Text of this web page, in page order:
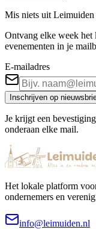
Mis niets uit Leimuiden
Ontvang elke week
evenementen in je
E-mailadres
Inschrijven op
Je krijgt een
onderaan elke mail.
Het lokale platform
ondernemers en
info@leimuiden.nl